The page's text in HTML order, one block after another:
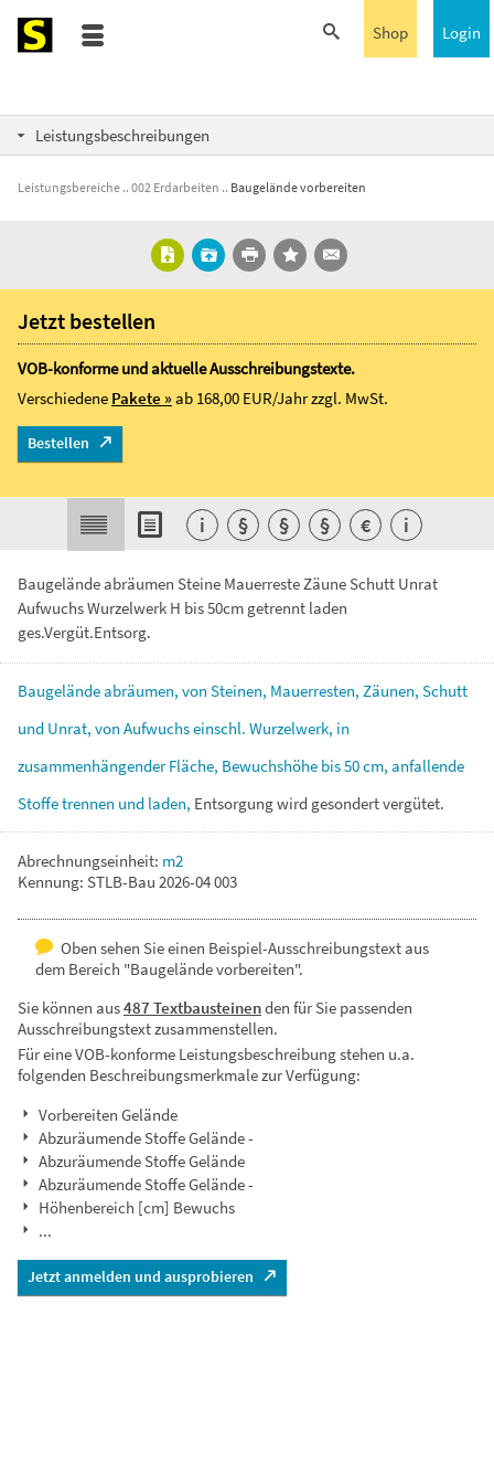
Login
Shop
Leistungsbeschreibungen
Leistungsbereiche 002 Erdarbeiten Baugelände vorbereiten
Baugelände abräumen Steine Mauerreste Zäune Schutt Unrat
Aufwuchs Wurzelwerk H bis 50cm getrennt laden
ges.Vergüt.Entsorg.
Baugeländeabräumen, von Steinen, Mauerresten, Zäunen, Schutt
und Unrat, von Aufwuchseinschl. Wurzelwerk, in
zusammenhängenderFläche, Bewuchshöhe bis50cm, anfallende
Stoffetrennen und laden, Entsorgungwird gesondertvergütet.
Abrechnungseinheit: m2
Kennung: STLB-Bau 2026-04 003
Oben sehen Sie einen Beispiel-Ausschreibungstext aus
dem Bereich "Baugelände vorbereiten".
Sie können aus487 Textbausteinenden für Sie passenden
Ausschreibungstext zusammenstellen.
Für eine VOB-konforme Leistungsbeschreibung stehen u.a.
folgenden Beschreibungsmerkmale zur Verfügung:
Vorbereiten Gelände
Abzuräumende Stoffe Gelände -
Abzuräumende Stoffe Gelände
Abzuräumende Stoffe Gelände -
Höhenbereich [cm] Bewuchs
...
Jetzt anmelden und ausprobieren
Jetzt bestellen
VOB-konforme und aktuelle Ausschreibungstexte.
Verschiedene Pakete »ab 168,00 EUR/Jahrzzgl. MwSt.
Bestellen
i § § § € i